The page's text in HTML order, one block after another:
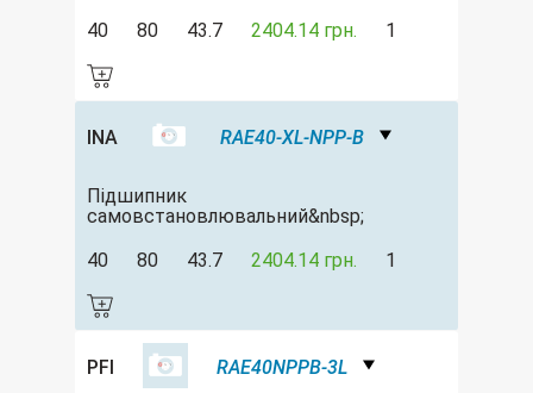
40
80 43.7 2404.14 грн. 1
INA RAE40-XL-NPP-B
Підшипник
самовстановлювальний&nbsp;
40
80 43.7 2404.14 грн. 1
PFI RAE40NPPB-3L